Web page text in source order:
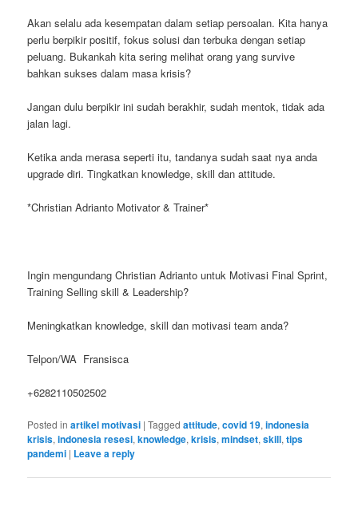
Akan selalu ada kesempatan dalam setiap persoalan. Kita hanya
perlu berpikir positif, fokus solusi dan terbuka dengan setiap
peluang. Bukankah kita sering melihat orang yang survive
bahkan sukses dalam masa krisis?
Jangan dulu berpikir ini sudah berakhir, sudah mentok, tidak ada
jalan lagi.
Ketika anda merasa seperti itu, tandanya sudah saat nya anda
upgrade diri. Tingkatkan knowledge, skill dan attitude.
*Christian Adrianto Motivator & Trainer*
Ingin mengundang Christian Adrianto untuk Motivasi Final Sprint,
Training Selling skill & Leadership?
Meningkatkan knowledge, skill dan motivasi team anda?
Telpon/WA Fransisca
+6282110502502
Posted in artikel motivasi |Tagged attitude,covid 19,indonesia
krisis,indonesia resesi,knowledge,krisis,mindset,skill,tips
pandemi | Leave a reply